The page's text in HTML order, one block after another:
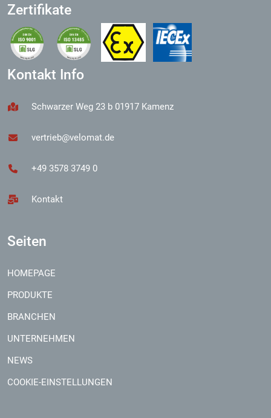
Zertifikate
Kontakt Info
Schwarzer Weg 23 b 01917 Kamenz
vertrieb@velomat.de
+49 3578 3749 0
Kontakt
Seiten
HOMEPAGE
PRODUKTE
BRANCHEN
UNTERNEHMEN
NEWS
COOKIE-EINSTELLUNGEN